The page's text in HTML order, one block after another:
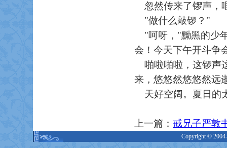
忽然传来了锣声，
"做什么敲锣？"
"呵呀，"黝黑的少
会！今天下午开斗争
啪啦啪啦，这锣声
来，悠悠然悠悠然远
天好空阔。夏日的
上一篇： 戒兄子严敦
Copyright ©